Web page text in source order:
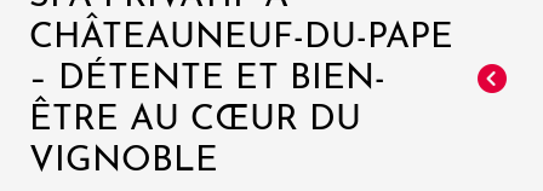
CHÂTEAUNEUF-DU-PAPE
– DÉTENTE ET BIEN-
ÊTRE AU CŒUR DU
VIGNOBLE